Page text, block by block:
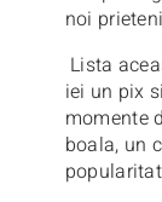
noi
Lista
iei un pix
momente
boala, un